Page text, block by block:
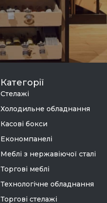
Категорії
Стелажі
Холодильне обладнання
Касові бокси
Економпанелі
Меблі з нержавіючої сталі
Торгові меблі
Технологічне обладнання
Торгові стелажі